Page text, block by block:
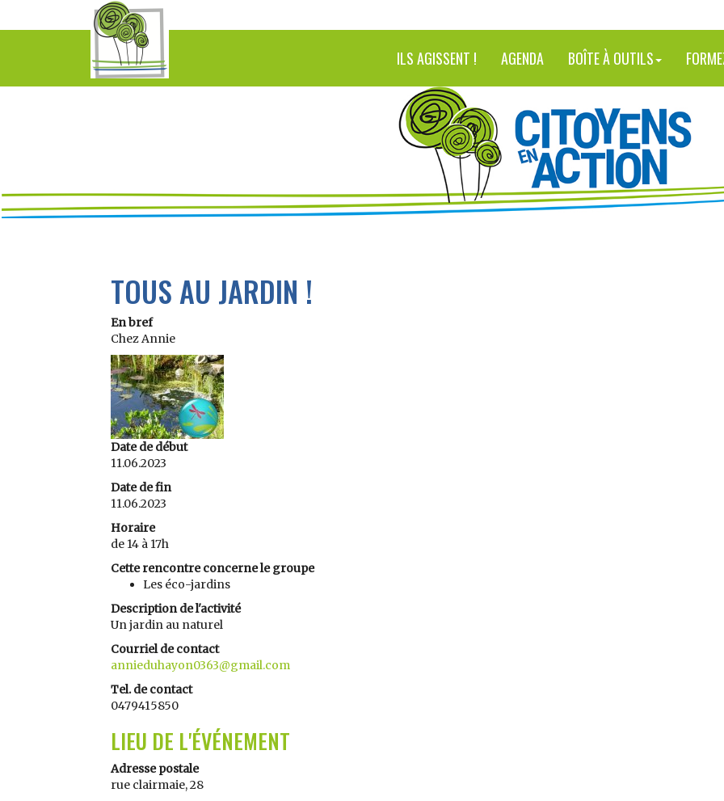
ILS AGISSENT ! AGENDA BOÎTE À OUTILS
TOUS AU JARDIN !
En bref
Chez Annie
Date de début
11.06.2023
Date de fin
11.06.2023
Horaire
de 14 à 17h
Cette rencontre concerne le groupe
Les éco-jardins
Description de l'activité
Un jardin au naturel
Courriel de contact
annieduhayon0363@gmail.com
Tel. de contact
0479415850
LIEU DE L'ÉVÉNEMENT
Adresse postale
rue clairmaie, 28